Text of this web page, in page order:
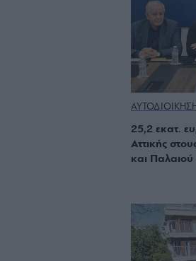
25,2 εκατ.
Αττικής
και